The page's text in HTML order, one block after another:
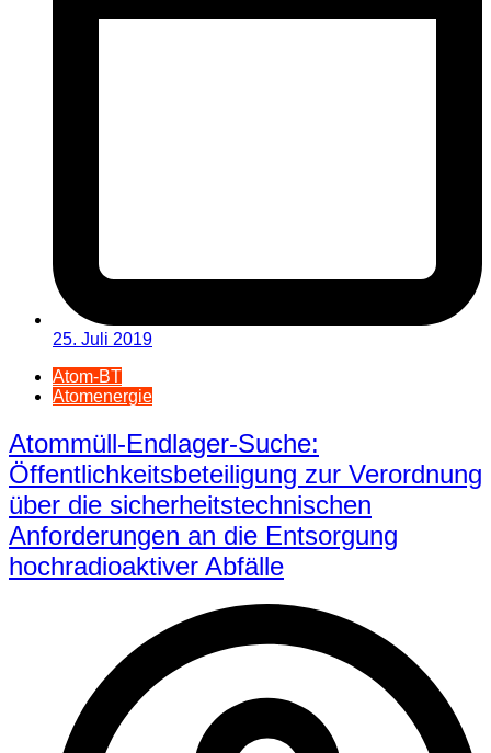
25. Juli 2019
Atom-BT
Atomenergie
Atommüll-Endlager-Suche:
Öffentlichkeitsbeteiligung zur Verordnung
über die sicherheitstechnischen
Anforderungen an die Entsorgung
hochradioaktiver Abfälle